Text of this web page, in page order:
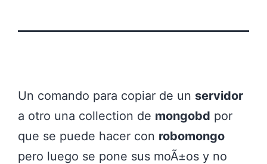
Un comando para copiar de un servidor
a otro una collection de mongobd por
que se puede hacer con robomongo
pero luego se pone sus moÃ±os y no